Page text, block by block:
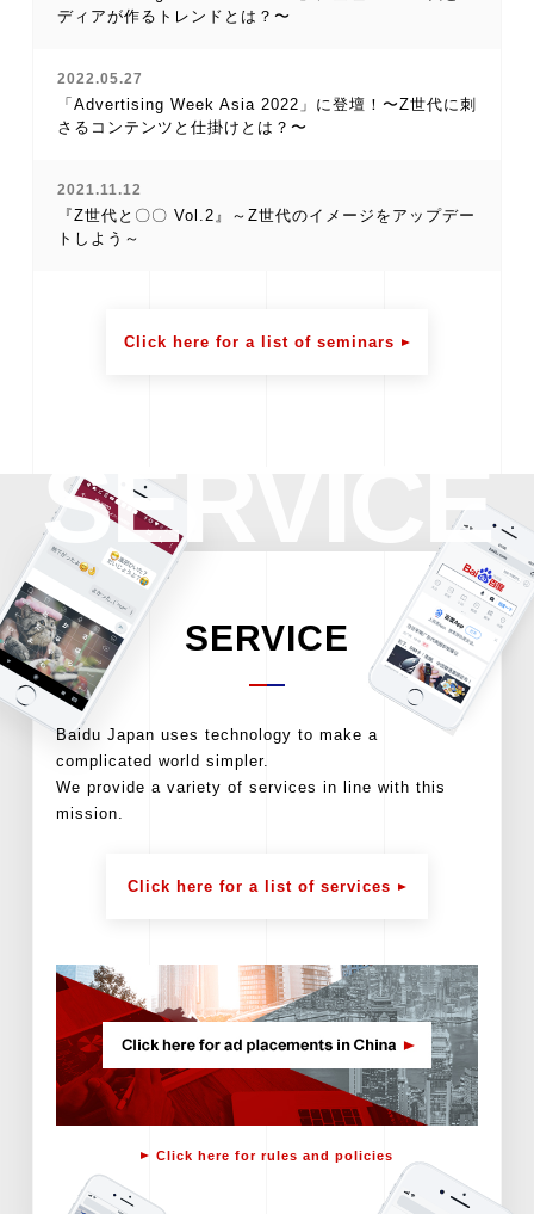
ディアが作るトレンドとは？〜
2022.05.27
「Advertising Week Asia 2022」に登壇！〜Z世代に刺
さるコンテンツと仕掛けとは？〜
2021.11.12
『Z世代と〇〇 Vol.2』～Z世代のイメージをアップデー
トしよう～
Click here for a list of seminars
SERVICE
SERVICE
Baidu Japan uses technology to make a
complicated world simpler.
We provide a variety of services in line with this
mission.
Click here for a list of services
Click here for rules and policies